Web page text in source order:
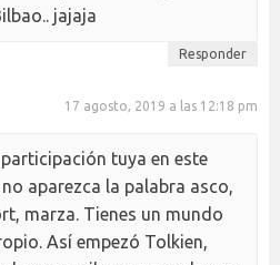
jajaja
Responder
17 agosto, 2019 a las 12:18 pm
tuya en este
aparezca la palabra asco,
marza. Tienes un mundo
Así empezó Tolkien,